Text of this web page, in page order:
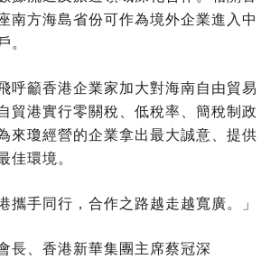
南方海島省份可作為境外企業進入中
。
呼籲香港企業家加大對海南自由貿易
貿港實行零關稅、低稅率、簡稅制政
來瓊經營的企業拿出最大誠意、提供
佳環境。
攜手同行，合作之路越走越寬廣。」
長、香港新華集團主席蔡冠深